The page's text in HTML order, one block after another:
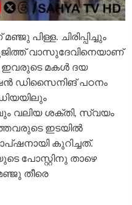
പിള്ള. ചിരിപ്പിച്ചും
വാസുദേവിനെയാണ്
ഇവരുടെ മകൾ ദയ
‍ഡിസൈനിങ് പഠനം
വലിയ ശക്തി, സ്വയം
ഇടയിൽ
കുറിച്ചത്.
പോസ്റ്റിനു താഴെ
തീരെ